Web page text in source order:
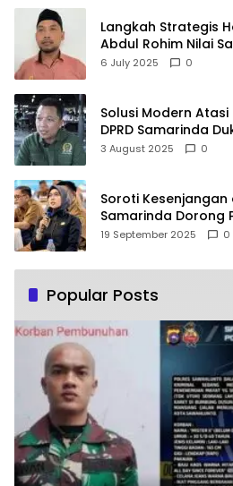
Langkah Strategis
Abdul Rohim Nilai
Pusat Logistik
6 July 2025 0
Solusi Modern
DPRD Samarinda
PLTSA
3 August 2025 0
Soroti Kesenjangan
Samarinda Dorong
Pemberdayaan
19 September 2025 0
Popular Posts